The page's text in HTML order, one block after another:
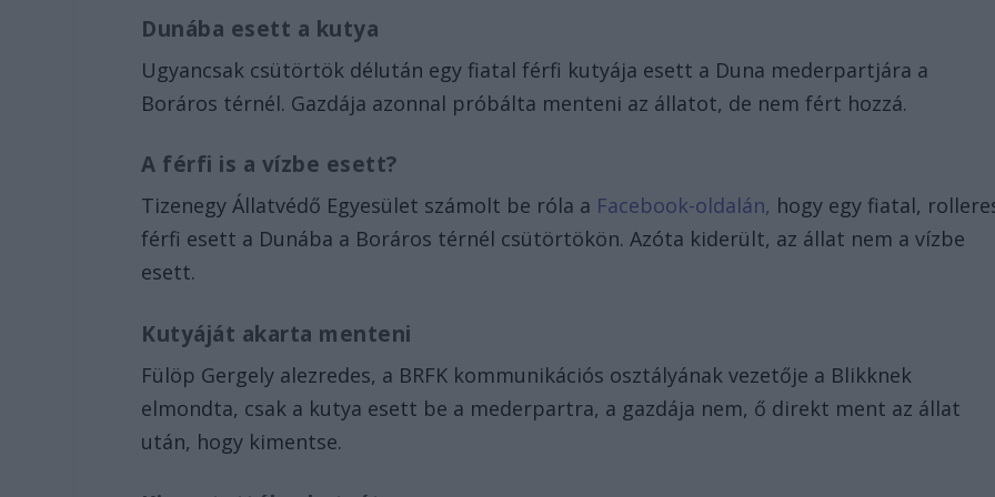
Dunába esett a kutya
Ugyancsak csütörtök délután egy fiatal férfi kutyája esett a Duna mederpartjára a
Boráros térnél. Gazdája azonnal próbálta menteni az állatot, de nem fért hozzá.
A férfi is a vízbe esett?
Tizenegy Állatvédő Egyesület számolt be róla a Facebook-oldalán, hogy egy fiatal,
férfi esett a Dunába a Boráros térnél csütörtökön. Azóta kiderült, az állat nem a vízbe
esett.
Kutyáját akarta menteni
Fülöp Gergely alezredes, a BRFK kommunikációs osztályának vezetője a Blikknek
elmondta, csak a kutya esett be a mederpartra, a gazdája nem, ő direkt ment az állat
után, hogy kimentse.